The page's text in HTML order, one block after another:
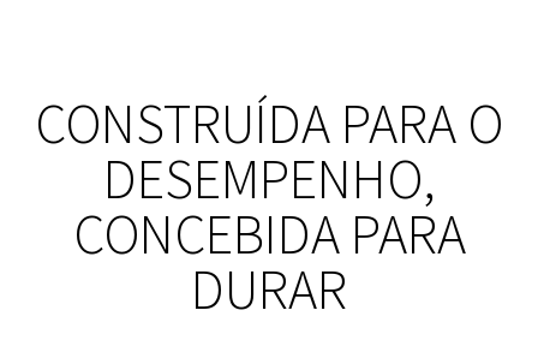
CONSTRUÍDA PARA O
DESEMPENHO,
CONCEBIDA PARA
DURAR